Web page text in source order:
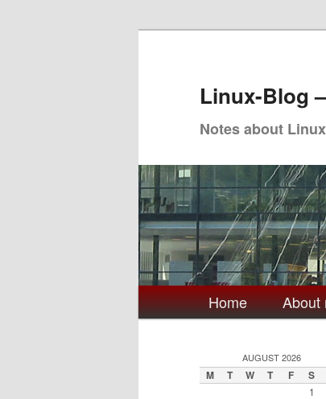
Linux-Blog
Notes about
Main
menu
Home About
AUGUST 2026
M T W T F S
1